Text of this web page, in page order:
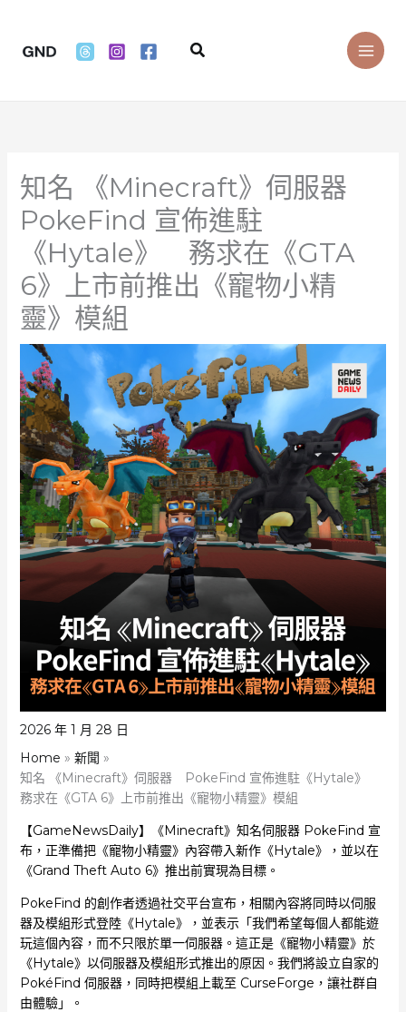
content
Search
知名 《Minecraft》伺服器
PokeFind 宣佈進駐
《Hytale》 務求在《GTA
6》上市前推出《寵物小精
靈》模組
2026 年 1 月 28 日
Home
新聞
知名 《Minecraft》伺服器 PokeFind 宣佈進駐《Hytale》
務求在《GTA 6》上市前推出《寵物小精靈》模組
【GameNewsDaily】《Minecraft》知名伺服器 PokeFind 宣
布，正準備把《寵物小精靈》內容帶入新作《Hytale》，並以在
《Grand Theft Auto 6》推出前實現為目標。
PokeFind 的創作者透過社交平台宣布，相關內容將同時以伺服
器及模組形式登陸《Hytale》，並表示「我們希望每個人都能遊
玩這個內容，而不只限於單一伺服器。這正是《寵物小精靈》於
《Hytale》以伺服器及模組形式推出的原因。我們將設立自家的
PokéFind 伺服器，同時把模組上載至 CurseForge，讓社群自
由體驗」。